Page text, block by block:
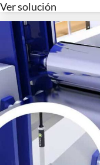
Ver solución